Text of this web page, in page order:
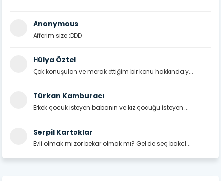
Anonymous
Afferim size :DDD
Hülya Öztel
Çok konuşulan ve merak ettiğim bir konu hakkında y...
Türkan Kamburacı
Erkek çocuk isteyen babanın ve kız çocuğu isteyen ...
Serpil Kartoklar
Evli olmak mı zor bekar olmak mı? Gel de seç bakal...